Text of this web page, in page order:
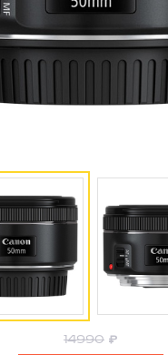
14990